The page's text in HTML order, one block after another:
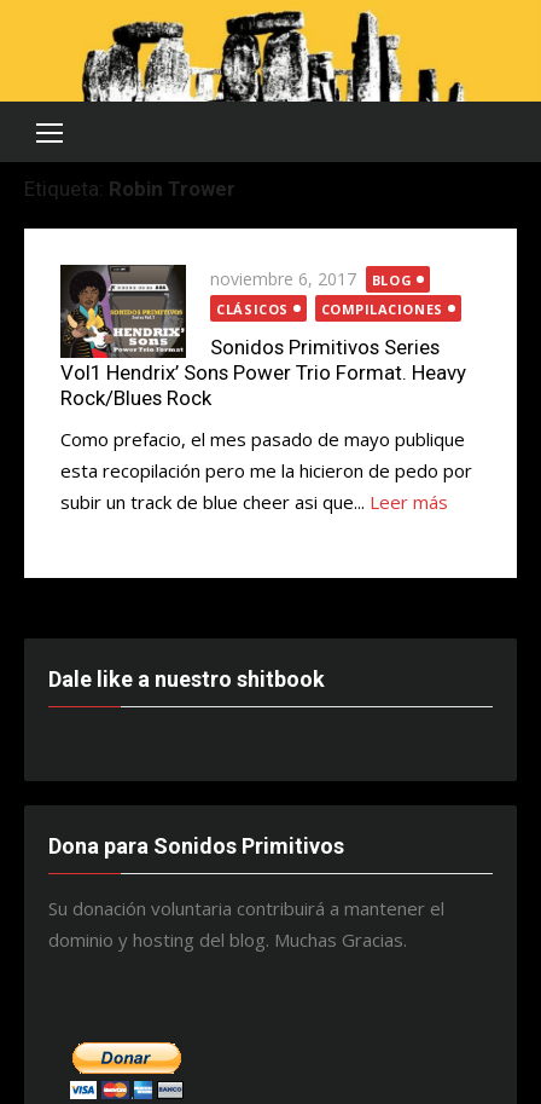
Etiqueta: Robin Trower
Publicada
el
noviembre 6, 2017
BLOG
CLÁSICOS
COMPILACIONES
Sonidos Primitivos Series
Vol1 Hendrix’ Sons Power Trio Format. Heavy
Rock/Blues Rock
Como prefacio, el mes pasado de mayo publique
esta recopilación pero me la hicieron de pedo por
subir un track de blue cheer asi que... Leer más
Dale like a nuestro shitbook
Dona para Sonidos Primitivos
Su donación voluntaria contribuirá a mantener el
dominio y hosting del blog. Muchas Gracias.